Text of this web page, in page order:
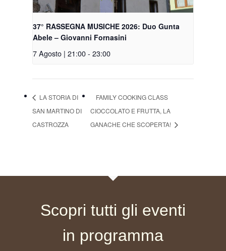
37° RASSEGNA MUSICHE 2026: Duo Gunta
Abele – Giovanni Fornasini
7 Agosto | 21:00- 23:00
LA STORIA DI
SAN MARTINO DI
CASTROZZA
FAMILY COOKING CLASS
CIOCCOLATO E FRUTTA, LA
GANACHE CHE SCOPERTA!
Scopri tutti gli eventi
in programma